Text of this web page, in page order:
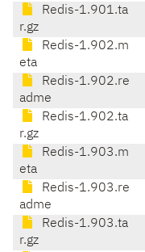
Redis-1.901.ta
r.gz
Redis-1.902.m
eta
Redis-1.902.re
adme
Redis-1.902.ta
r.gz
Redis-1.903.m
eta
Redis-1.903.re
adme
Redis-1.903.ta
r.gz